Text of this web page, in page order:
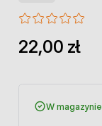
22,00 zł
W magazynie